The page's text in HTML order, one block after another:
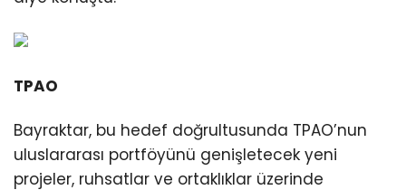
TPAO
Bayraktar, bu hedef doğrultusunda TPAO’nun
uluslararası portföyünü genişletecek yeni
projeler, ruhsatlar ve ortaklıklar üzerinde